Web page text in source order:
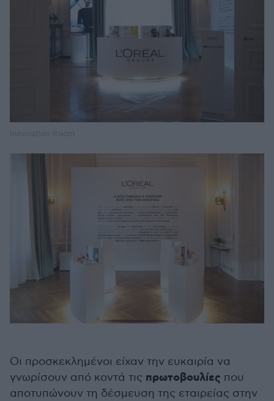
Οι προσκεκλημένοι είχαν την ευκαιρία να
γνωρίσουν από κοντά τις πρωτοβουλίες που
αποτυπώνουν τη δέσμευση της εταιρείας στην